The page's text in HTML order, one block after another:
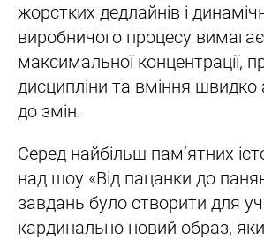
жорстких дедлайнів і
виробничого процесу вимагає
максимальної концентрації,
дисципліни та вміння швидко
до змін.
Серед найбільш пам’ятних
над шоу «Від пацанки до
завдань було створити для
кардинально новий образ,